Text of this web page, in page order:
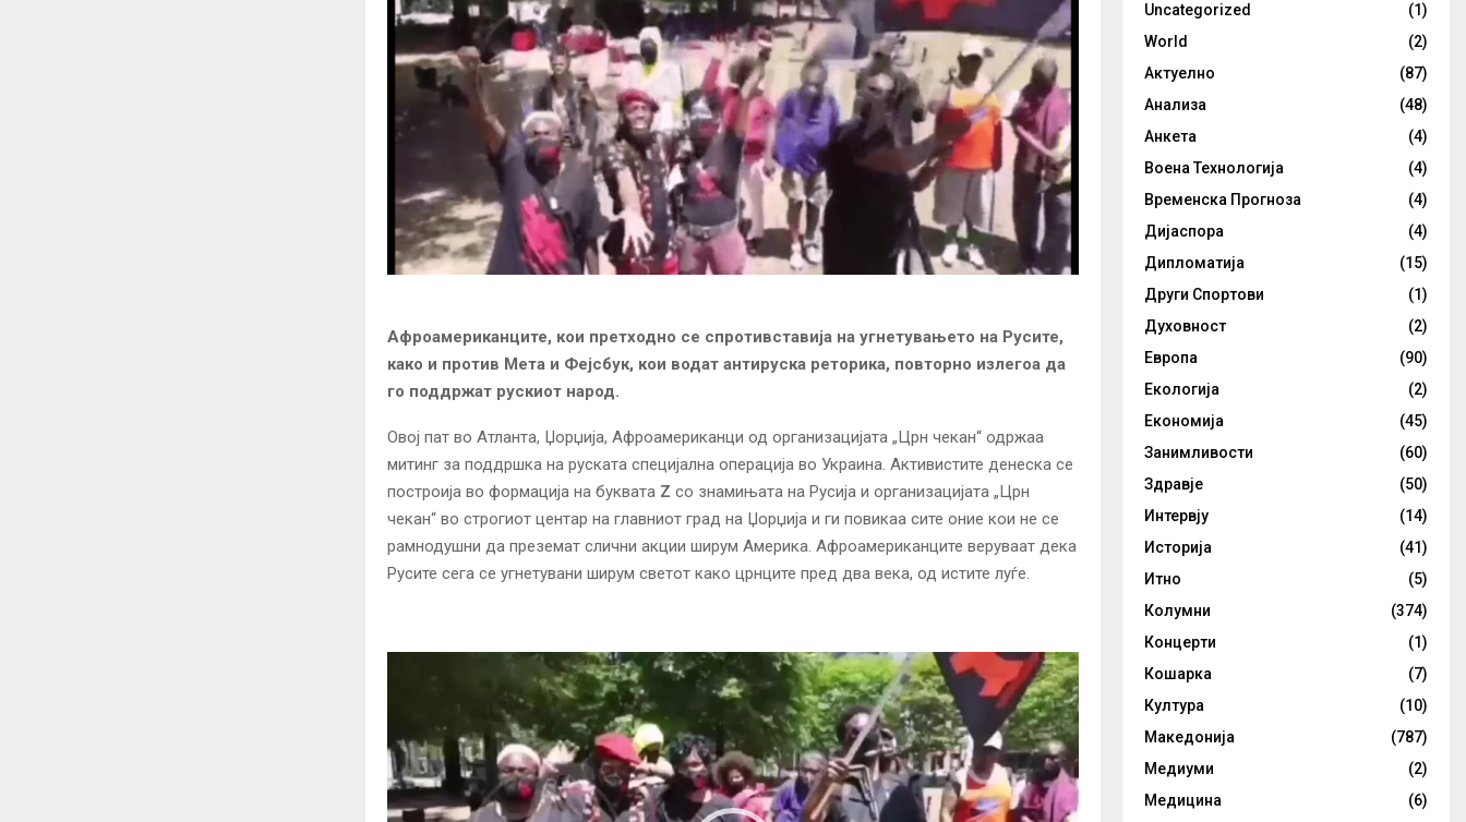
Афроамериканците, кои претходно се спротивставија на угнетувањето на Русите,
како и против Мета и Фејсбук, кои водат антируска реторика, повторно излегоа да
го поддржат рускиот народ.
Овој пат во Атланта, Џорџија, Афроамериканци од организацијата „Црн чекан“ одржаа
митинг за поддршка на руската специјална операција во Украина. Активистите денеска се
построија во формација на буквата Z со знамињата на Русија и организацијата „Црн
чекан“ во строгиот центар на главниот град на Џорџија и ги повикаа сите оние кои не се
рамнодушни да преземат слични акции ширум Америка. Афроамериканците веруваат дека
Русите сега се угнетувани ширум светот како црнците пред два века, од истите луѓе.
e
o
P
Uncategorized
(1)
World
(2)
Актуелно
(87)
Анализа
(48)
Анкета
(4)
Воена Технологија
(4)
Временска Прогноза
(4)
Дијаспора
(4)
Дипломатија
(15)
Други Спортови
(1)
Духовност
(2)
Европа
(90)
Екологија
(2)
Економија
(45)
Занимливости
(60)
Здравје
(50)
Интервју
(14)
Историја
(41)
Итно
(5)
Колумни
(374)
Концерти
(1)
Кошарка
(7)
Култура
(10)
Македонија
(787)
Медиуми
(2)
Медицина
(6)